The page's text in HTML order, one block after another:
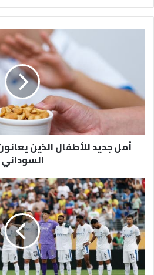
يعانون
من
حساسية
الفول
السوداني
أمل جديد للأطفال الذين
السوداني
جماهير
الهلال:
لا
لـ
نونيز
ونعم
لهذا
اللاعب